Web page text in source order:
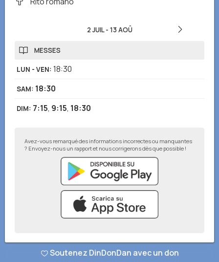
2 JUIL- 13 AOÛ
MESSES
LUN - VEN: 18:30
SAM: 18:30
DIM: 7:15, 9:15, 18:30
Avez-vous remarqué des informations incorrectes ou manquantes
? Envoyez-nous un rapport et nous corrigerons dès que possible !
site web
Soutenez DinDonDan avec un don